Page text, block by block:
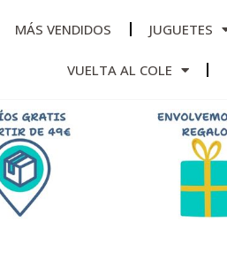
MÁS VENDIDOS JUGUETES
VUELTA AL COLE